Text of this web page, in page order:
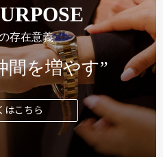
存在意義
間を増やす”
はこちら